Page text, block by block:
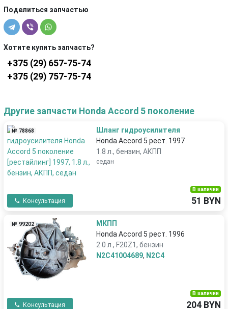
Поделиться запчастью
Хотите купить запчасть?
+375 (29) 657-75-74
+375 (29) 757-75-74
Другие запчасти Honda Accord 5 поколение
№ 78868
Шланг гидроусилителя
Honda Accord 5 рест. 1997
1.8 л., бензин, АКПП
седан
Консультация
В наличии
51 BYN
№ 99202
МКПП
Honda Accord 5 рест. 1996
2.0 л., F20Z1, бензин
N2C41004689, N2C4
Консультация
В наличии
204 BYN